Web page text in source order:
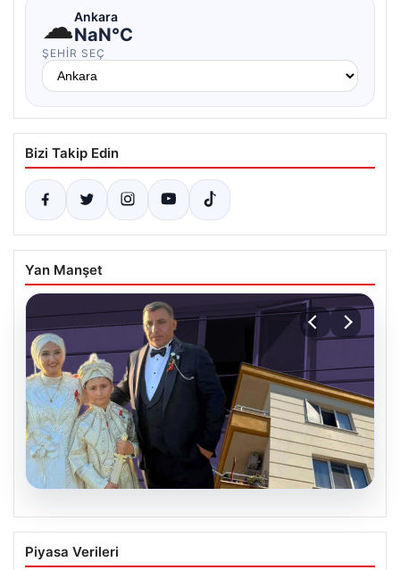
☁Ankara
NaN°C
ŞEHIR SEÇ
Bizi Takip Edin
Yan Manşet
06.08.2026
Çanakkale’de böcek ilaçlaması felakete
dönüştü. Yusuf öldü, annesi yoğun
Piyasa Verileri